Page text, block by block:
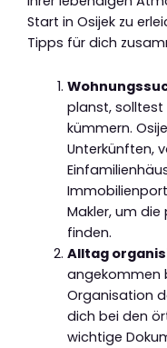
Start in Osijek zu
Tipps für dich
planst, solltest
kümmern.
Unterkünften,
Makler, um
finden.
Alltag
angekommen
Organisation
dich bei den
wichtige